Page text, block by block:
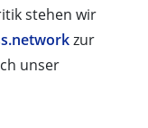
stehen wir
zur
unser